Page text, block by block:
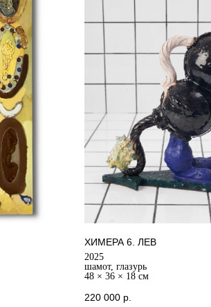
ХИМЕРА 6. ЛЕВ
2025
шамот, глазурь
48 × 36 × 18 см
220 000 р.